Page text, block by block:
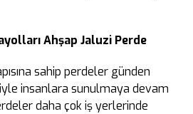
Ahşap Jaluzi Perde
sahip perdeler günden
insanlara sunulmaya devam
daha çok iş yerlerinde